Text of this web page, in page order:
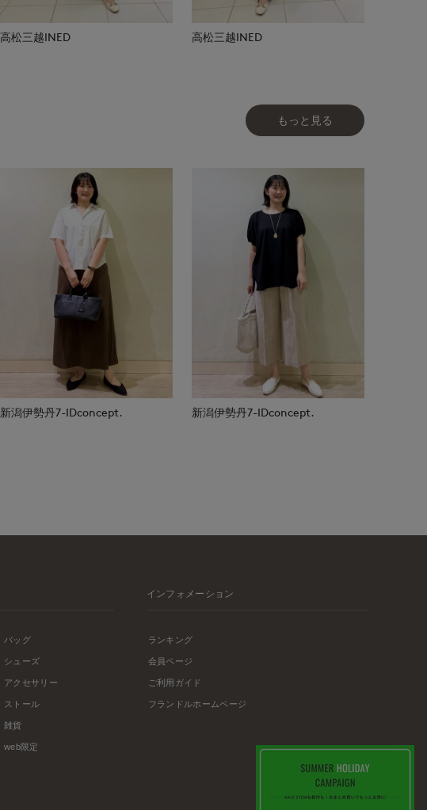
高松三越INED 高松三越INED
もっと見る
新潟伊勢丹7-IDconcept. 新潟伊勢丹7-IDconcept.
バッグ
シューズ
アクセサリー
ストール
雑貨
web限定
インフォメーション
ランキング
会員ページ
ご利用ガイド
フランドルホームページ